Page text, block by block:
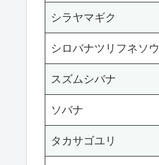
シラヤマギク
シロバナツリフネソウ
スズムシバナ
ソバナ
タカサゴユリ